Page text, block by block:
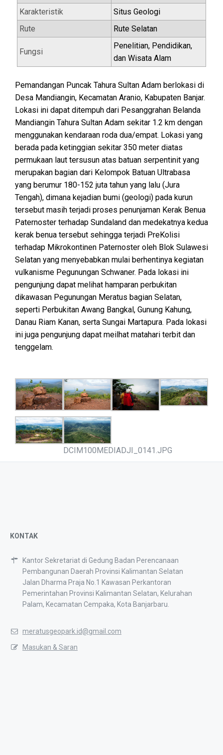
Karakteristik
Situs Geologi
Rute
Rute Selatan
Fungsi
Penelitian, Pendidikan,
dan Wisata Alam
Pemandangan Puncak Tahura Sultan Adam berlokasi di
Desa Mandiangin, Kecamatan Aranio, Kabupaten Banjar.
Lokasi ini dapat ditempuh dari Pesanggrahan Belanda
Mandiangin Tahura Sultan Adam sekitar 1.2 km dengan
menggunakan kendaraan roda dua/empat. Lokasi yang
berada pada ketinggian sekitar 350 meter diatas
permukaan laut tersusun atas batuan serpentinit yang
merupakan bagian dari Kelompok Batuan Ultrabasa
yang berumur 180-152 juta tahun yang lalu (Jura
Tengah), dimana kejadian bumi (geologi) pada kurun
tersebut masih terjadi proses penunjaman Kerak Benua
Paternoster terhadap Sundaland dan medekatnya kedua
kerak benua tersebut sehingga terjadi PreKolisi
terhadap Mikrokontinen Paternoster oleh Blok Sulawesi
Selatan yang menyebabkan mulai berhentinya kegiatan
vulkanisme Pegunungan Schwaner. Pada lokasi ini
pengunjung dapat melihat hamparan perbukitan
dikawasan Pegunungan Meratus bagian Selatan,
seperti Perbukitan Awang Bangkal, Gunung Kahung,
Danau Riam Kanan, serta Sungai Martapura. Pada lokasi
ini juga pengunjung dapat meilhat matahari terbit dan
tenggelam.
DCIM100MEDIADJI_0141.JPG
KONTAK
Kantor Sekretariat di Gedung Badan Perencanaan
Pembangunan Daerah Provinsi Kalimantan Selatan
Jalan Dharma Praja No.1 Kawasan Perkantoran
Pemerintahan Provinsi Kalimantan Selatan, Kelurahan
Palam, Kecamatan Cempaka, Kota Banjarbaru.
meratusgeopark.id@gmail.com
Masukan & Saran